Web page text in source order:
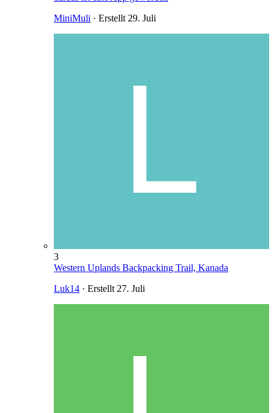
MiniMuli · Erstellt 29. Juli
3
Western Uplands Backpacking Trail, Kanada
Luk14 · Erstellt 27. Juli